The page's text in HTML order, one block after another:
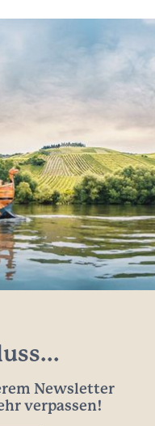
Newsletter
verpassen!